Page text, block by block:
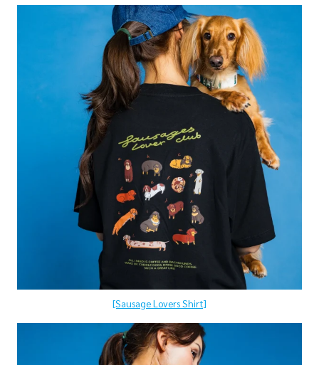
[Sausage Lovers Shirt]